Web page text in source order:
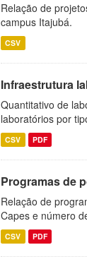
Relação de
campus Itajubá.
CSV
Infraestrutura
Quantitativo de
laboratórios por
CSV PDF
Programas de
Relação de
Capes e número
CSV PDF